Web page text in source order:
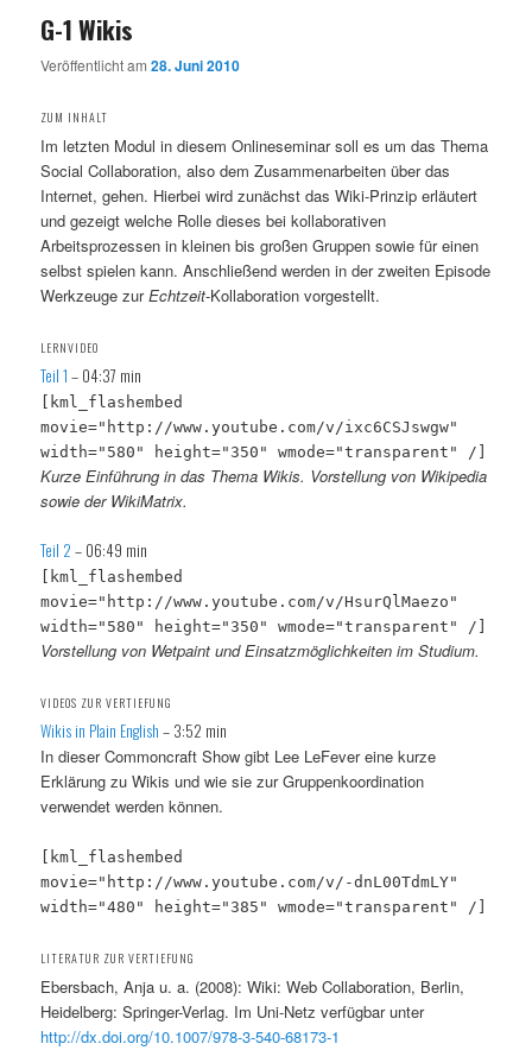
G-1 Wikis
Veröffentlicht am28. Juni 2010
ZUM INHALT
Im letzten Modul in diesem Onlineseminar soll es um das Thema
Social Collaboration, also dem Zusammenarbeiten über das
Internet, gehen. Hierbei wird zunächst das Wiki-Prinzip erläutert
und gezeigt welche Rolle dieses bei kollaborativen
Arbeitsprozessen in kleinen bis großen Gruppen sowie für einen
selbst spielen kann. Anschließend werden in der zweiten Episode
Werkzeuge zurEchtzeit-Kollaboration vorgestellt.
LERNVIDEO
Teil 1 – 04:37 min
[kml_flashembed
movie="http://www.youtube.com/v/ixc6CSJswgw"
width="580" height="350" wmode="transparent" /]
Kurze Einführung in das Thema Wikis. Vorstellung von Wikipedia
sowie der WikiMatrix.
Teil 2 – 06:49 min
[kml_flashembed
movie="http://www.youtube.com/v/HsurQlMaezo"
width="580" height="350" wmode="transparent" /]
Vorstellung von Wetpaint und Einsatzmöglichkeiten im Studium.
VIDEOS ZUR VERTIEFUNG
Wikis in Plain English – 3:52 min
In dieser Commoncraft Show gibt Lee LeFever eine kurze
Erklärung zu Wikis und wie sie zur Gruppenkoordination
verwendet werden können.
[kml_flashembed
movie="http://www.youtube.com/v/-dnL00TdmLY"
width="480" height="385" wmode="transparent" /]
LITERATUR ZUR VERTIEFUNG
Ebersbach, Anja u. a. (2008): Wiki: Web Collaboration, Berlin,
Heidelberg: Springer-Verlag. Im Uni-Netz verfügbar unter
http://dx.doi.org/10.1007/978-3-540-68173-1